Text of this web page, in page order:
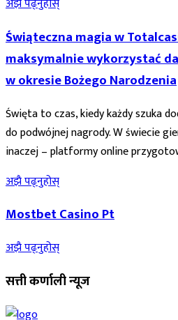
अझै पढ्नुहोस्
Świąteczna magia w
maksymalnie wykorzystać
w okresie Bożego Narodzenia
Święta to czas, kiedy każdy szuka
do podwójnej nagrody. W świecie
inaczej – platformy online
अझै पढ्नुहोस्
Mostbet Casino Pt
अझै पढ्नुहोस्
सत्ती कर्णाली न्यूज